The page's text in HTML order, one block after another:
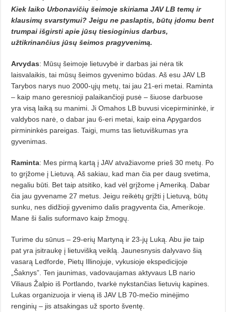
Kiek laiko Urbonavičių šeimoje skiriama JAV LB temų ir
klausimų svarstymui? Jeigu ne paslaptis, būtų įdomu bent
trumpai išgirsti apie jūsų tiesioginius darbus,
užtikrinančius jūsų šeimos pragyvenimą.
Arvydas: Mūsų šeimoje lietuvybė ir darbas jai nėra tik
laisvalaikis, tai mūsų šeimos gyvenimo būdas. Aš esu JAV LB
Tarybos narys nuo 2000-ųjų metų, tai jau 21-eri metai. Raminta
– kaip mano geresnioji palaikančioji pusė – šiuose darbuose
yra visą laiką su manimi. Ji Omahos LB buvusi vicepirmininkė, ir
valdybos narė, o dabar jau 6-eri metai, kaip eina Apygardos
pirmininkės pareigas. Taigi, mums tas lietuviškumas yra
gyvenimas.
Raminta: Mes pirmą kartą į JAV atvažiavome prieš 30 metų. Po
to grįžome į Lietuvą. Aš sakiau, kad man čia per daug svetima,
negaliu būti. Bet taip atsitiko, kad vėl grįžome į Ameriką. Dabar
čia jau gyvename 27 metus. Jeigu reikėtų grįžti į Lietuvą, būtų
sunku, nes didžioji gyvenimo dalis pragyventa čia, Amerikoje.
Mane ši šalis suformavo kaip žmogų.
Turime du sūnus – 29-erių Martyną ir 23-jų Luką. Abu jie taip
pat yra įsitraukę į lietuvišką veiklą. Jaunesnysis dalyvavo šią
vasarą Ledforde, Pietų Illinojuje, vykusioje ekspedicijoje
„Šaknys”. Ten jaunimas, vadovaujamas aktyvaus LB nario
Viliaus Žalpio iš Portlando, tvarkė nykstančias lietuvių kapines.
Lukas organizuoja ir vieną iš JAV LB 70-mečio minėjimo
renginių – jis atsakingas už sporto šventę.